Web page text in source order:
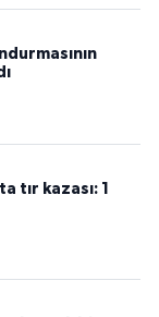
tır kazası: 1